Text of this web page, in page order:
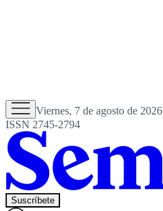
Viernes, 7 de agosto de 2026
ISSN 2745-2794
Suscríbete